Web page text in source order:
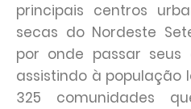
principais centros
secas do Nordeste
por onde passar
assistindo à população
325 comunidades